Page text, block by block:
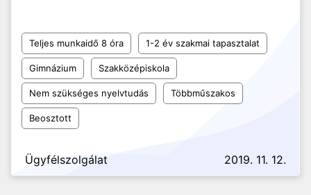
Teljes munkaidő 8 óra 1-2 év szakmai tapasztalat
Gimnázium Szakközépiskola
Nem szükséges nyelvtudás Többműszakos
Beosztott
Ügyfélszolgálat 2019. 11. 12.